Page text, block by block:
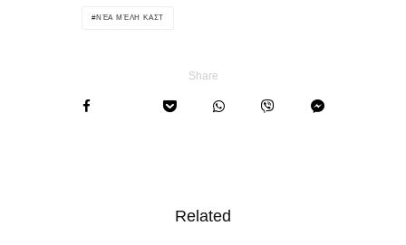
ΝΈΑ ΜΈΛΗ ΚΑΣΤ
Share
Related